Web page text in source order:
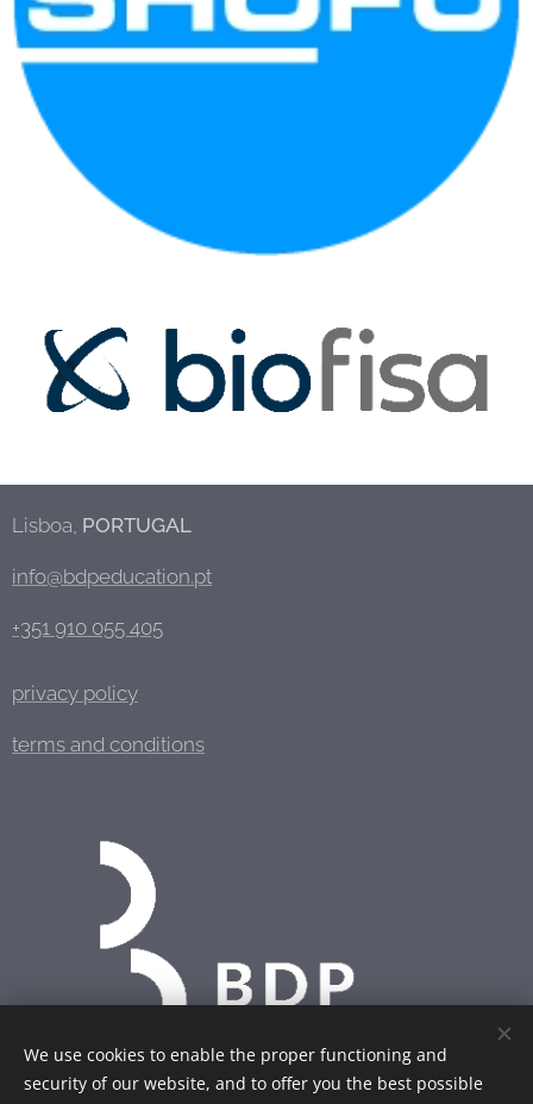
Lisboa, PORTUGAL
info@bdpeducation.pt
+351 910 055 405
privacy policy
terms and conditions
We use cookies to enable the proper functioning and
security of our website, and to offer you the best possible